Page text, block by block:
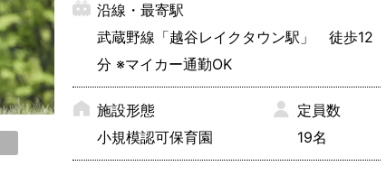
保育はチームプレイになりますので、職員
同士の関係性も大事にされています。
例えば職員のプチバースデーパーティーを
されているそうです
また人材育成（研修）にも力をいれてお
り、運営の中でノウハウを生かした独自の
沿線・最寄駅
武蔵野線「越谷レイクタウン駅」 徒歩12
分 ※マイカー通勤OK
施設形態
小規模認可保育園
定員数
19名